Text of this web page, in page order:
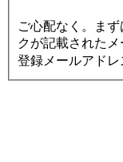
ご心配なく。ま
クが記載された
登録メールアドレ